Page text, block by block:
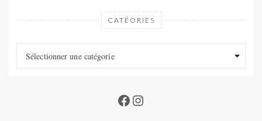
CATÉORIES
Sélectionner une catégorie
Facebook
Instagram